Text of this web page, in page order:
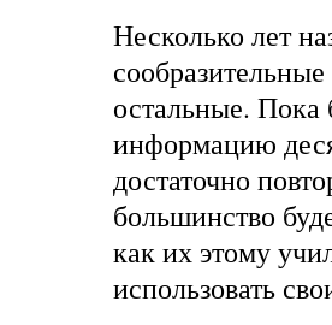
Несколько лет
остальные. Пока
информацию
достаточно
большинство
как их этому
использовать